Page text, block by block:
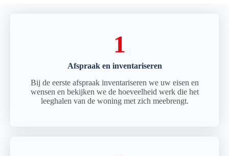
1
Afspraak en inventariseren
Bij de eerste afspraak inventariseren we uw eisen en
wensen en bekijken we de hoeveelheid werk die het
leeghalen van de woning met zich meebrengt.